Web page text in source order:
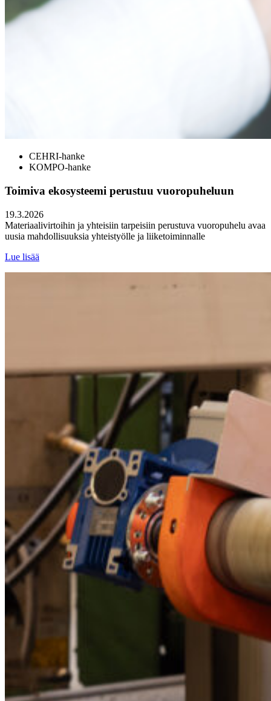
CEHRI-hanke
KOMPO-hanke
Toimiva ekosysteemi perustuu vuoropuheluun
19.3.2026
Materiaalivirtoihin ja yhteisiin tarpeisiin perustuva vuoropuhelu avaa
uusia mahdollisuuksia yhteistyölle ja liiketoiminnalle
Lue lisää